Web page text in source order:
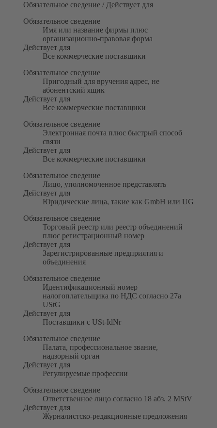
Обязательное сведение / Действует для
Обязательное сведение
Имя или название фирмы плюс
организационно-правовая форма
Действует для
Все коммерческие поставщики
Обязательное сведение
Пригодный для вручения адрес, не
абонентский ящик
Действует для
Все коммерческие поставщики
Обязательное сведение
Электронная почта плюс быстрый способ
связи
Действует для
Все коммерческие поставщики
Обязательное сведение
Лицо, уполномоченное представлять
Действует для
Юридические лица, такие как GmbH или UG
Обязательное сведение
Торговый реестр или реестр объединений
плюс регистрационный номер
Действует для
Зарегистрированные предприятия и
объединения
Обязательное сведение
Идентификационный номер
налогоплательщика по НДС согласно 27a
UStG
Действует для
Поставщики с USt-IdNr
Обязательное сведение
Палата, профессиональное звание,
надзорный орган
Действует для
Регулируемые профессии
Обязательное сведение
Ответственное лицо согласно 18 абз. 2 MStV
Действует для
Журналистско-редакционные предложения